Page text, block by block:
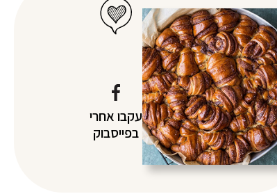
עקבו אחרי
בפייסבוק